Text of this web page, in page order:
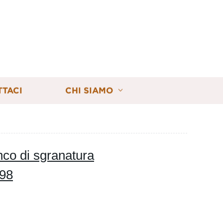
CHI SIAMO
di sgranatura